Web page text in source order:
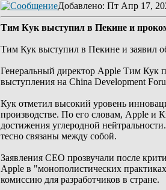
Добавлено: Пт Апр 17,
Тим Кук выступил в Пекине и
Тим Кук выступил в Пекине и заявил
Генеральный директор Apple Тим Кук
выступления на China Development
Кук отметил высокий уровень
производстве. По его словам, Apple и
достижения углеродной
тесно связаны между собой.
Заявления CEO прозвучали после
Apple в "монополистических
комиссию для разработчиков в стране.